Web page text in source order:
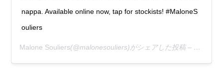
nappa. Available online now, tap for stockists! #MaloneS
ouliers
Malone Souliers(@malonesouliers)がシェアした投稿 – 2020年